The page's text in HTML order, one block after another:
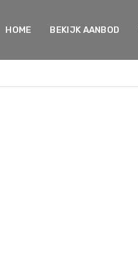
HOME BEKIJK AANBOD